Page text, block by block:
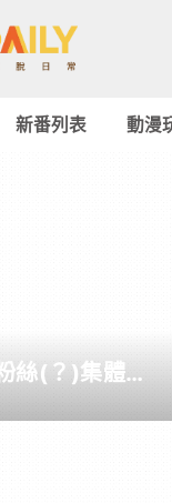
新番列表 動漫
絲(？)集體